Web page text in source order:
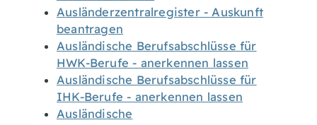
Ausländerzentralregister - Auskunft
beantragen
Ausländische Berufsabschlüsse für
HWK-Berufe - anerkennen lassen
Ausländische Berufsabschlüsse für
IHK-Berufe - anerkennen lassen
Ausländische